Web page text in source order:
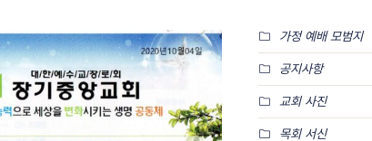
가정 예배 모범지
공지사항
교회 사진
목회 서신